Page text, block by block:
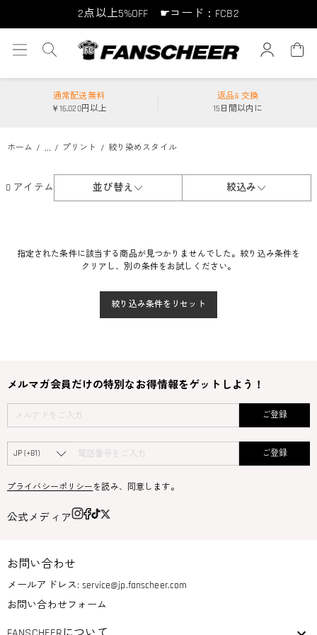
2点以上5%OFF ☛コード：FCB2
10点以上10%OFF ☛コード：FCB10
通常配送無料
￥16,020円以上
返品& 交換
15日間以内に
ホーム ... プリント 絞り染めスタイル
0 アイテム 並び替え 絞込み
指定された条件に該当する商品が見つかりませんでした。絞り込み条件を
クリアし、別の条件をお試しください。
絞り込み条件をリセット
メルマガ会員だけの特別なお得情報をゲットしよう！
ご登録
ご登録
プライバシーポリシー を読み、同意します。
公式メディア
お問い合わせ
メールアドレス:service@jp.fanscheer.com
お問い合わせフォーム